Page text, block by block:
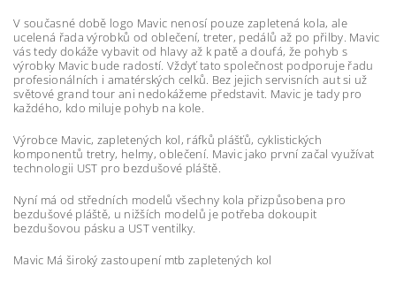
V současné době logo Mavic nenosí pouze zapletená kola, ale
ucelená řada výrobků od oblečení, treter, pedálů až po přilby. Mavic
vás tedy dokáže vybavit od hlavy až k patě a doufá, že pohyb s
výrobky Mavic bude radostí. Vždyť tato společnost podporuje řadu
profesionálních i amatérských celků. Bez jejich servisních aut si už
světové grand tour ani nedokážeme představit. Mavic je tady pro
každého, kdo miluje pohyb na kole.
Výrobce Mavic, zapletených kol, ráfků plášťů, cyklistických
komponentů tretry, helmy, oblečení. Mavic jako první začal využívat
technologii UST pro bezdušové pláště.
Nyní má od středních modelů všechny kola přizpůsobena pro
bezdušové pláště, u nižších modelů je potřeba dokoupit
bezdušovou pásku a UST ventilky.
Mavic Má široký zastoupení mtb zapletených kol